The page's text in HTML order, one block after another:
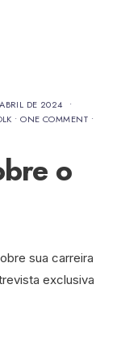
DE 2024 •
• ONE COMMENT •
o
sua carreira
exclusiva